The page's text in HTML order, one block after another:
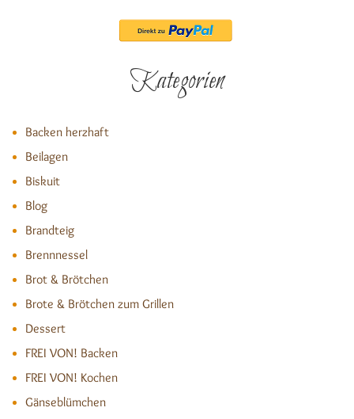
Kategorien
Backen herzhaft
Beilagen
Biskuit
Blog
Brandteig
Brennnessel
Brot & Brötchen
Brote & Brötchen zum Grillen
Dessert
FREI VON! Backen
FREI VON! Kochen
Gänseblümchen